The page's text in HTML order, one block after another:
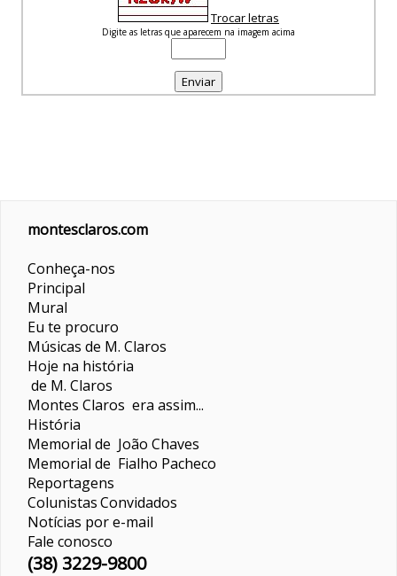
Trocar letras
Digite as letras que aparecem na imagem acima
montesclaros.com
Conheça-nos
Principal
Mural
Eu te procuro
Músicas de M. Claros
Hoje na história
de M. Claros
Montes Claros era assim...
História
Memorial de João Chaves
Memorial de Fialho Pacheco
Reportagens
ColunistasConvidados
Notícias por e-mail
Fale conosco
(38) 3229-9800